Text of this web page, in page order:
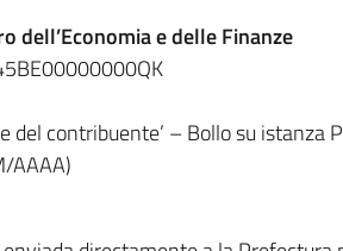
dell’Economia e delle Finanze
del contribuente’ – Bollo su
AAAA)